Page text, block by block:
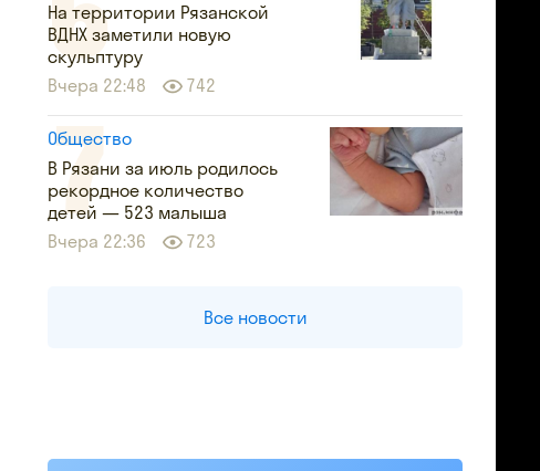
На территории Рязанской
ВДНХ заметили новую
скульптуру
Вчера 22:48
742
Общество
В Рязани за июль родилось
рекордное количество
детей — 523 малыша
Вчера 22:36
723
Все новости